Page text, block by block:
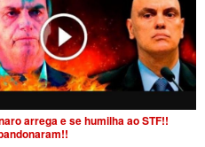
arrega e se humilha ao STF!!